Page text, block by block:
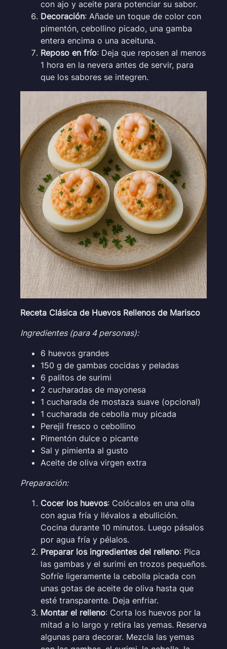
con ajo y aceite para potenciar su sabor.
Decoración: Añade un toque de color con
pimentón, cebollino picado, una gamba
entera encima o una aceituna.
Reposo en frío: Deja que reposen al menos
1 hora en la nevera antes de servir, para
que los sabores se integren.
Receta Clásica de Huevos Rellenos de Marisco
Ingredientes (para 4 personas):
6 huevos grandes
150 g de gambas cocidas y peladas
6 palitos de surimi
2 cucharadas de mayonesa
1 cucharada de mostaza suave (opcional)
1 cucharada de cebolla muy picada
Perejil fresco o cebollino
Pimentón dulce o picante
Sal y pimienta al gusto
Aceite de oliva virgen extra
Preparación:
Cocer los huevos: Colócalos en una olla
con agua fría y llévalos a ebullición.
Cocina durante 10 minutos. Luego pásalos
por agua fría y pélalos.
Preparar los ingredientes del relleno: Pica
las gambas y el surimi en trozos pequeños.
Sofríe ligeramente la cebolla picada con
unas gotas de aceite de oliva hasta que
esté transparente. Deja enfriar.
Montar el relleno: Corta los huevos por la
mitad a lo largo y retira las yemas. Reserva
algunas para decorar. Mezcla las yemas